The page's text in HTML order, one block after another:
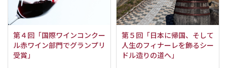
第４回「国際ワインコンクー
ル赤ワイン部門でグランプリ
受賞」
第５回「日本に帰国、そして
人生のフィナーレを飾るシー
ドル造りの道へ」